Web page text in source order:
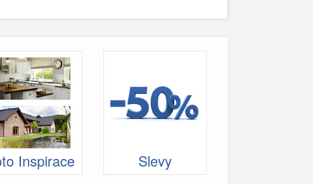
Inspirace Slevy